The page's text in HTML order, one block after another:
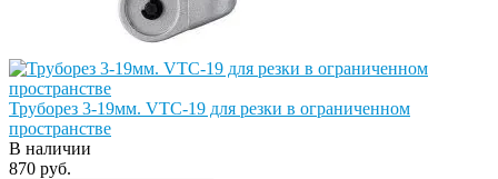
Труборез 3-19мм. VTC-19 для резки в ограниченном
пространстве
В наличии
870 руб.